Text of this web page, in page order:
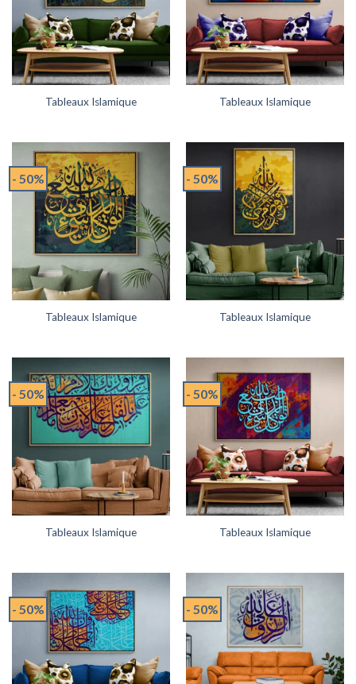
Tableaux Islamique Tableaux Islamique
- 50%
Tableaux Islamique
- 50%
Tableaux Islamique
- 50%
Tableaux Islamique
- 50%
Tableaux Islamique
- 50% - 50%